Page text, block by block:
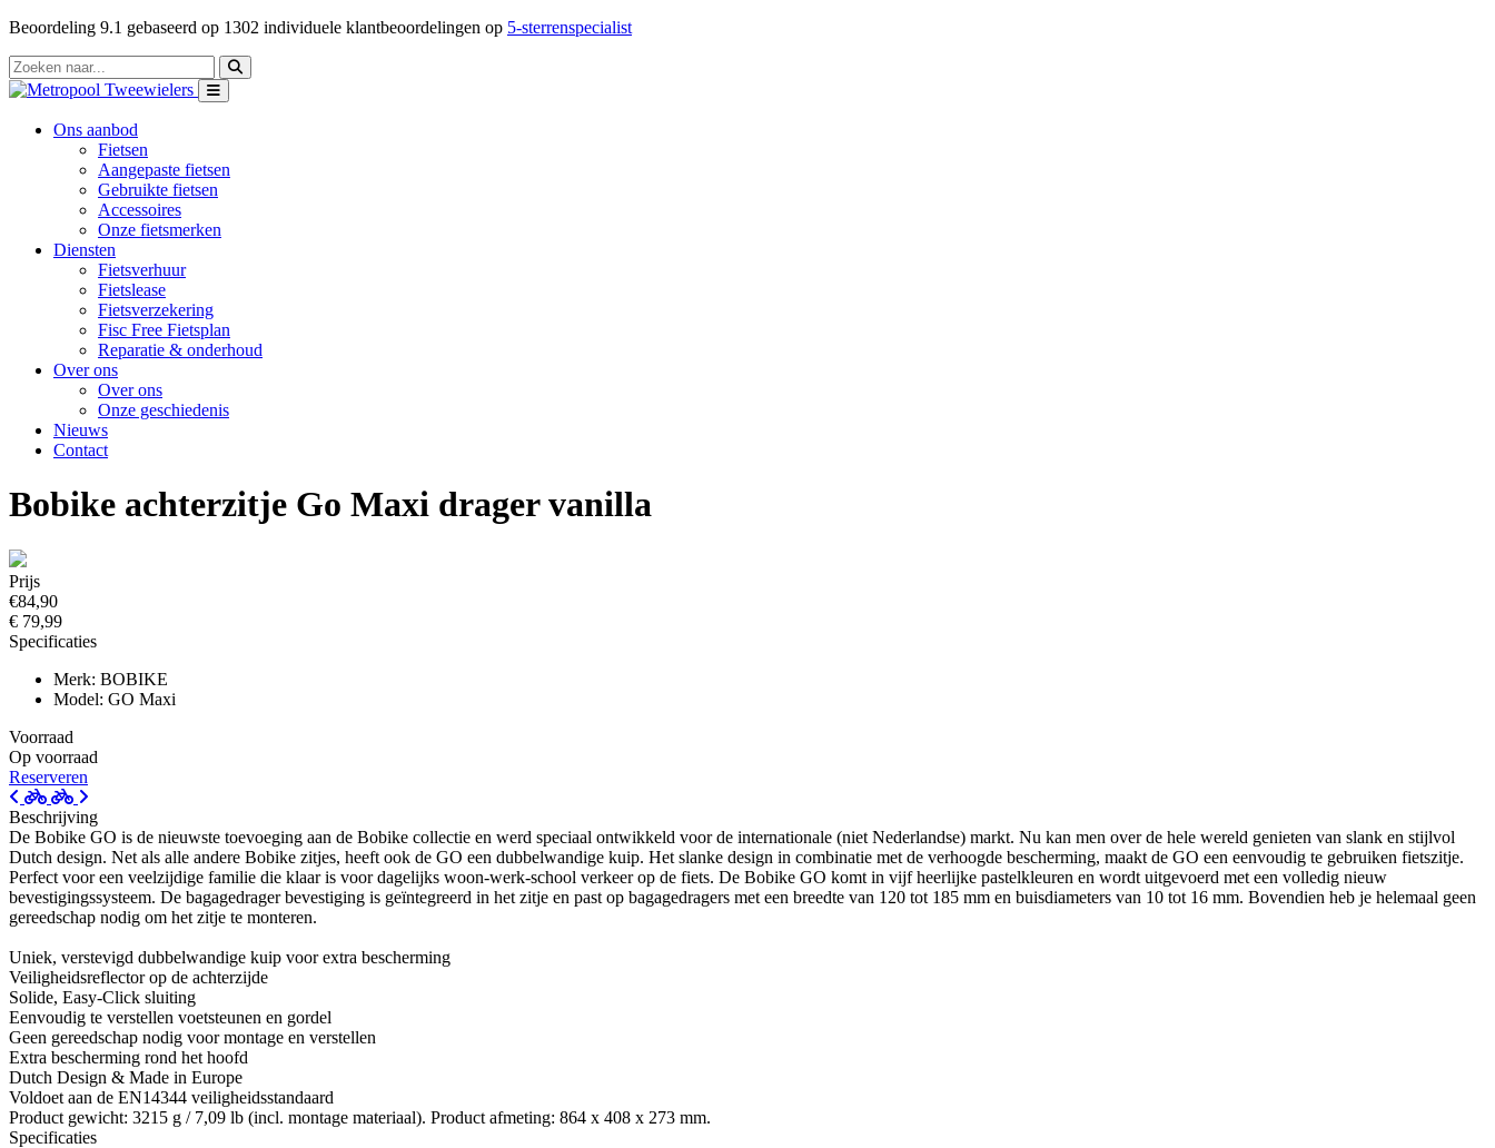
Beoordeling 9.1 gebaseerd op 1302 individuele klantbeoordelingen op 5-sterrenspecialist
Ons aanbod
Fietsen
Aangepaste fietsen
Gebruikte fietsen
Accessoires
Onze fietsmerken
Diensten
Fietsverhuur
Fietslease
Fietsverzekering
Fisc Free Fietsplan
Reparatie & onderhoud
Over ons
Over ons
Onze geschiedenis
Nieuws
Contact
Bobike achterzitje Go Maxi drager vanilla
Prijs
€84,90
€ 79,99
Specificaties
Merk: BOBIKE
Model: GO Maxi
Voorraad
Op voorraad
Reserveren
Beschrijving
De Bobike GO is de nieuwste toevoeging aan de Bobike collectie en werd speciaal ontwikkeld voor de internationale (niet Nederlandse) markt. Nu kan men over de hele wereld genieten van slank en stijlvol
Dutch design. Net als alle andere Bobike zitjes, heeft ook de GO een dubbelwandige kuip. Het slanke design in combinatie met de verhoogde bescherming, maakt de GO een eenvoudig te gebruiken fietszitje.
Perfect voor een veelzijdige familie die klaar is voor dagelijks woon-werk-school verkeer op de fiets. De Bobike GO komt in vijf heerlijke pastelkleuren en wordt uitgevoerd met een volledig nieuw
bevestigingssysteem. De bagagedrager bevestiging is geïntegreerd in het zitje en past op bagagedragers met een breedte van 120 tot 185 mm en buisdiameters van 10 tot 16 mm. Bovendien heb je helemaal geen
gereedschap nodig om het zitje te monteren.
Uniek, verstevigd dubbelwandige kuip voor extra bescherming
Veiligheidsreflector op de achterzijde
Solide, Easy-Click sluiting
Eenvoudig te verstellen voetsteunen en gordel
Geen gereedschap nodig voor montage en verstellen
Extra bescherming rond het hoofd
Dutch Design & Made in Europe
Voldoet aan de EN14344 veiligheidsstandaard
Product gewicht: 3215 g / 7,09 lb (incl. montage materiaal). Product afmeting: 864 x 408 x 273 mm.
Specificaties